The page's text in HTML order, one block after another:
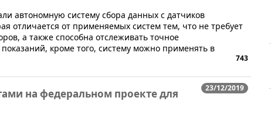
автономную систему сбора данных с датчиков
отличается от применяемых систем тем, что не требует
а также способна отслеживать точное
кроме того, систему можно применять в
743
23/12/2019
на федеральном проекте для